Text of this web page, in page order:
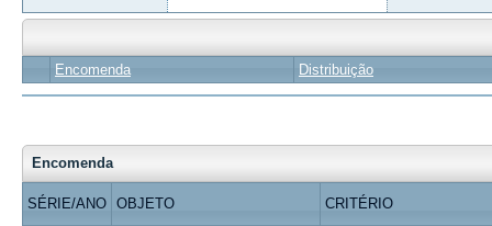
Encomenda Distribuição
Encomenda
SÉRIE/ANO OBJETO CRITÉRIO